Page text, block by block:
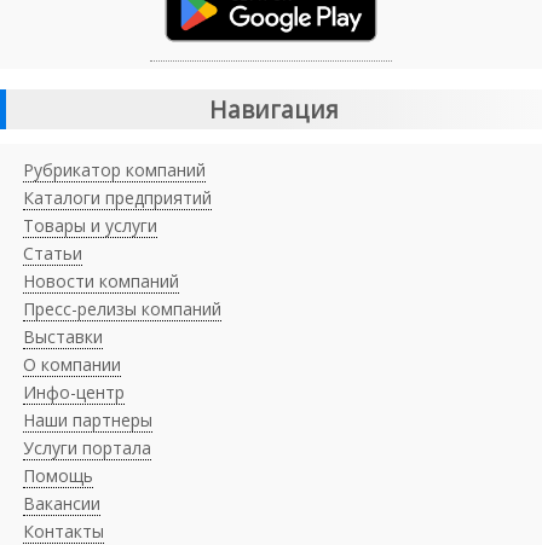
Навигация
Рубрикатор компаний
Каталоги предприятий
Товары и услуги
Статьи
Новости компаний
Пресс-релизы компаний
Выставки
О компании
Инфо-центр
Наши партнеры
Услуги портала
Помощь
Вакансии
Контакты